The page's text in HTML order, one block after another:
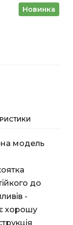
Новинка
модель
до
-
хорошу